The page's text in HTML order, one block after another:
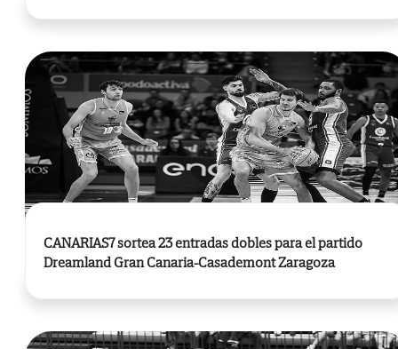
CANARIAS7 sortea 23 entradas dobles para el partido
Dreamland Gran Canaria-Casademont Zaragoza